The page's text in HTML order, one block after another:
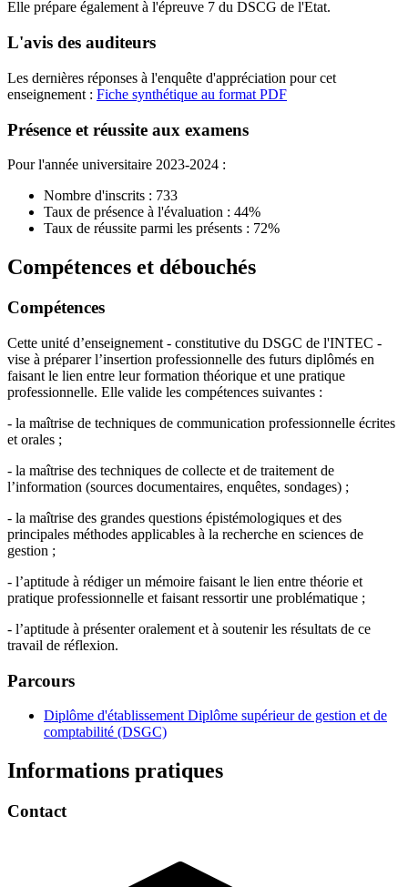
Elle prépare également à l'épreuve 7 du DSCG de l'Etat.
L'avis des auditeurs
Les dernières réponses à l'enquête d'appréciation pour cet
enseignement : Fiche synthétique au format PDF
Présence et réussite aux examens
Pour l'année universitaire 2023-2024 :
Nombre d'inscrits : 733
Taux de présence à l'évaluation : 44%
Taux de réussite parmi les présents : 72%
Compétences et débouchés
Compétences
Cette unité d’enseignement - constitutive du DSGC de l'INTEC -
vise à préparer l’insertion professionnelle des futurs diplômés en
faisant le lien entre leur formation théorique et une pratique
professionnelle. Elle valide les compétences suivantes :
- la maîtrise de techniques de communication professionnelle écrites
et orales ;
- la maîtrise des techniques de collecte et de traitement de
l’information (sources documentaires, enquêtes, sondages) ;
- la maîtrise des grandes questions épistémologiques et des
principales méthodes applicables à la recherche en sciences de
gestion ;
- l’aptitude à rédiger un mémoire faisant le lien entre théorie et
pratique professionnelle et faisant ressortir une problématique ;
- l’aptitude à présenter oralement et à soutenir les résultats de ce
travail de réflexion.
Parcours
Diplôme d'établissement Diplôme supérieur de gestion et de
comptabilité (DSGC)
Informations pratiques
Contact